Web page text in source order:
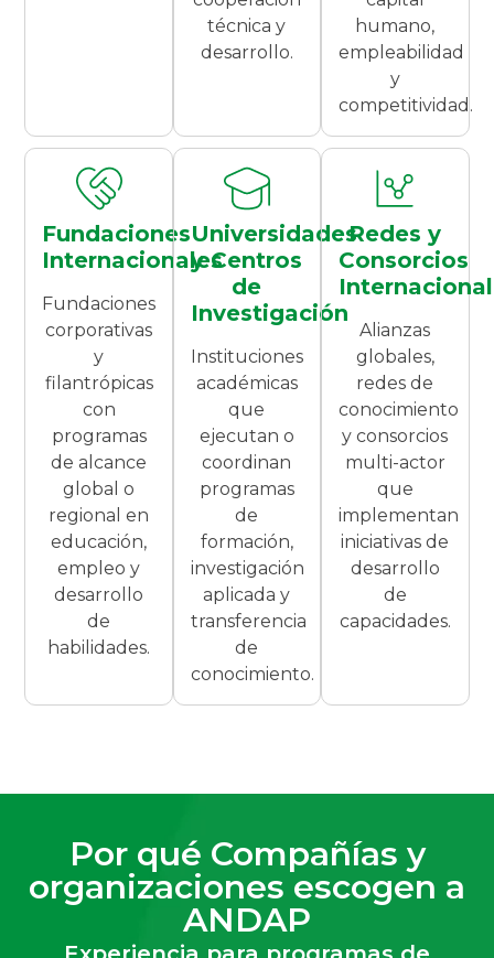
técnica y
desarrollo.
humano,
empleabilidad
y
competitividad.
Fundaciones
Internacionales
Fundaciones
corporativas
y
filantrópicas
con
programas
de alcance
global o
regional en
educación,
empleo y
desarrollo
de
habilidades.
Universidades
y Centros
de
Investigación
Instituciones
académicas
que
ejecutan o
coordinan
programas
de
formación,
investigación
aplicada y
transferencia
de
conocimiento.
Redes y
Consorcios
Alianzas
globales,
redes de
conocimiento
y consorcios
multi-actor
que
implementan
iniciativas de
desarrollo
de
capacidades.
Por qué Compañías y
organizaciones escogen a
ANDAP